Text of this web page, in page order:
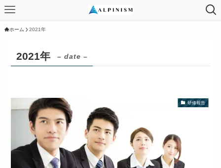
ホーム 2021年
2021年 – date –
研修報告